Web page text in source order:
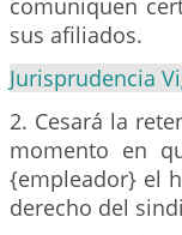
comuniquen
sus afiliados.
Jurisprudencia
2. Cesará la
momento en
{empleador} el
derecho del